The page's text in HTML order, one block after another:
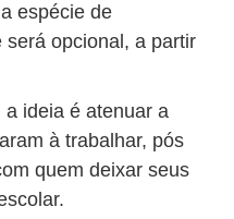
espécie de
opcional, a partir
ideia é atenuar a
à trabalhar, pós
quem deixar seus